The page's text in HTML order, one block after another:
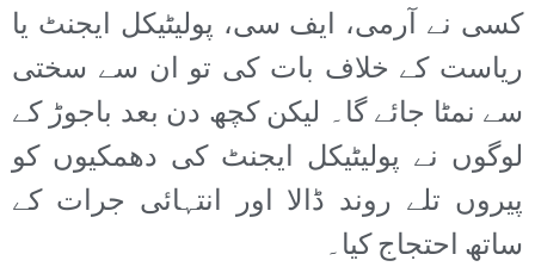
کسی نے آرمی، ایف سی، پولیٹیکل ایجنٹ یا
ریاست کے خلاف بات کی تو ان سے سختی
سے نمٹا جائے گا۔ لیکن کچھ دن بعد باجوڑ کے
لوگوں نے پولیٹیکل ایجنٹ کی دھمکیوں کو
پیروں تلے روند ڈالا اور انتہائی جرات کے
ساتھ احتجاج کیا۔